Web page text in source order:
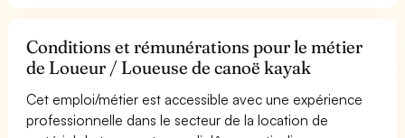
Conditions et rémunérations pour le métier
de Loueur / Loueuse de canoë kayak
Cet emploi/métier est accessible avec une expérience
professionnelle dans le secteur de la location de